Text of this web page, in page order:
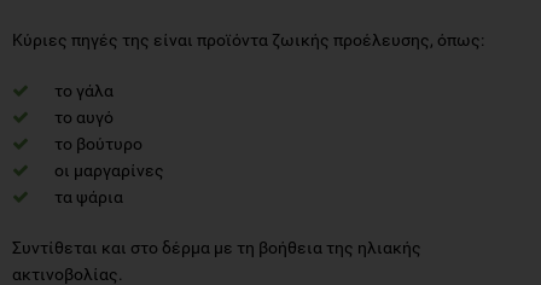
Κύριες πηγές της είναι προϊόντα ζωικής προέλευσης, όπως:
το γάλα
το αυγό
το βούτυρο
οι μαργαρίνες
τα ψάρια
Συντίθεται και στο δέρμα με τη βοήθεια της ηλιακής
ακτινοβολίας.